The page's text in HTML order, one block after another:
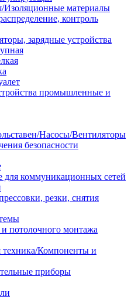
Изоляционные материалы
контроль
зарядные устройства
промышленные и
Насосы/Вентиляторы
безопасности
коммуникационных сетей
резки, снятия
потолочного монтажа
Компоненты и
приборы